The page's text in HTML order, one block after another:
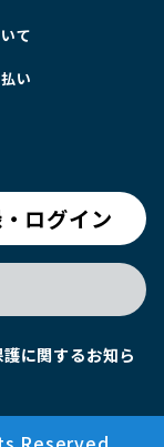
て
い
ログイン
に関するお知ら